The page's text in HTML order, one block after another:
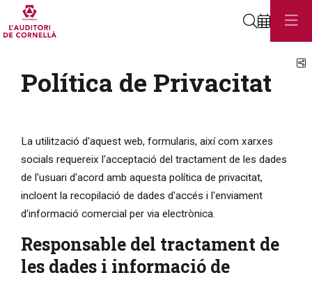
Cerca
Política de Privacitat
La utilització d'aquest web, formularis, així com xarxes
socials requereix l'acceptació del tractament de les dades
de l'usuari d'acord amb aquesta política de privacitat,
incloent la recopilació de dades d'accés i l'enviament
d'informació comercial per via electrònica.
Responsable del tractament de
les dades i informació de